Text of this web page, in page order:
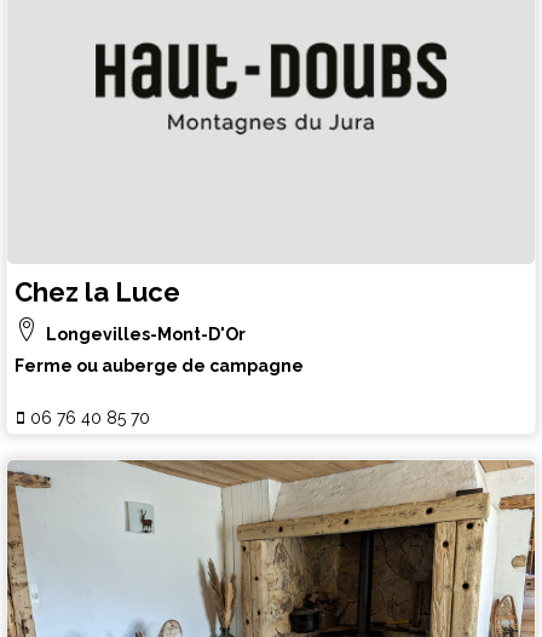
Chez la Luce
Longevilles-Mont-D'Or
Ferme ou auberge de campagne
06 76 40 85 70